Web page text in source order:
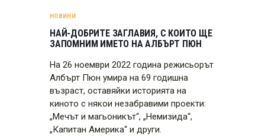
НОВИНИ
НАЙ-ДОБРИТЕ ЗАГЛАВИЯ, С КОИТО ЩЕ
ЗАПОМНИМ ИМЕТО НА АЛБЪРТ ПЮН
На 26 ноември 2022 година режисьорът
Албърт Пюн умира на 69 годишна
възраст, оставяйки историята на
киното с някои незабравими проекти:
„Мечът и магьоникът“, „Немизида“,
„Капитан Америка“ и други.